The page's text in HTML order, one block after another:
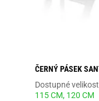
ČERNÝ PÁSEK
Dostupné
115 CM, 120 CM